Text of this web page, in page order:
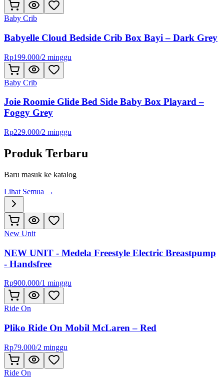
Baby Crib
Babyelle Cloud Bedside Crib Box Bayi – Dark Grey
Rp199.000/2 minggu
Baby Crib
Joie Roomie Glide Bed Side Baby Box Playard –
Foggy Grey
Rp229.000/2 minggu
Produk Terbaru
Baru masuk ke katalog
Lihat Semua →
New Unit
NEW UNIT - Medela Freestyle Electric Breastpump
- Handsfree
Rp900.000/1 minggu
Ride On
Pliko Ride On Mobil McLaren – Red
Rp79.000/2 minggu
Ride On